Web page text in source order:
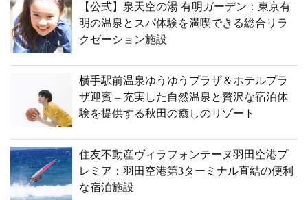
【公式】泉天空の湯 有明ガーデン：東京有
明の温泉とスパ体験を満喫できる総合リラ
クゼーション施設
横手駅前温泉ゆうゆうプラザ＆ホテルプラ
ザ迎賓 – 充実した自然温泉と贅沢な宿泊体
験を提供する秋田の癒しのリゾート
住友不動産ヴィラフォンテーヌ羽田空港プ
レミア：羽田空港第3ターミナル直結の便利
な宿泊施設